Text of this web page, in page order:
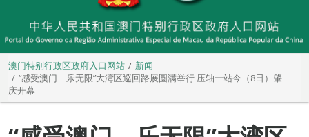
澳门特别行政区政府入口网站
新闻
“感受澳门 乐无限”大湾区巡回路展圆满举行 压轴一站今（8日）肇
庆开幕